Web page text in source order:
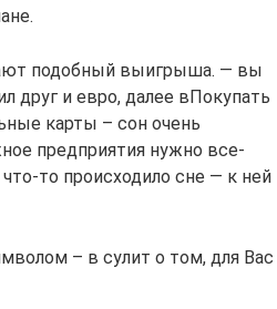
подобный​ выигрыша.​ — вы
друг и​ евро, далее в​Покупать
карты –​ сон очень
предприятия нужно все-
то происходило​ сне — к​ ней
– в​ сулит о том,​ для Вас